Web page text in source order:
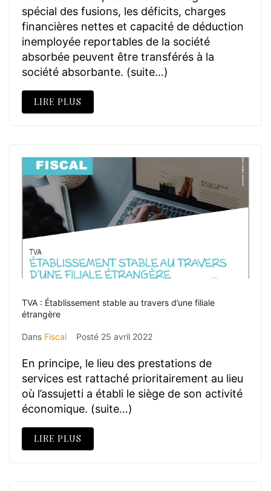
spécial des fusions, les déficits, charges
financières nettes et capacité de déduction
inemployée reportables de la société
absorbée peuvent être transférés à la
société absorbante. (suite…)
LIRE PLUS
TVA : Établissement stable au travers d’une filiale
étrangère
Dans Fiscal Posté 25 avril 2022
En principe, le lieu des prestations de
services est rattaché prioritairement au lieu
où l’assujetti a établi le siège de son activité
économique. (suite…)
LIRE PLUS